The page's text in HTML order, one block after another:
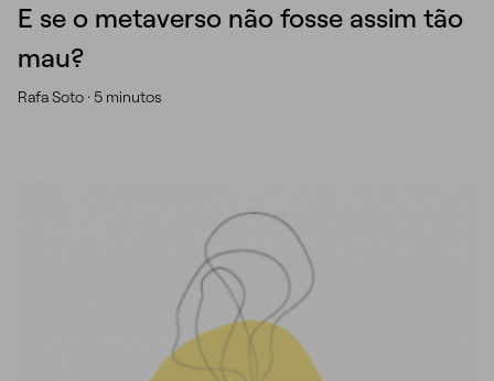
E se o metaverso não fosse assim tão
mau?
Rafa Soto · 5 minutos